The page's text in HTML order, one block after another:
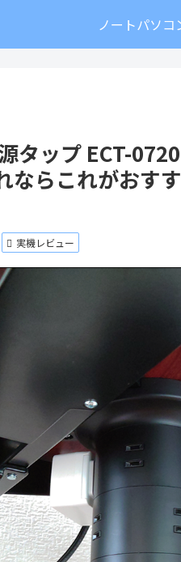
ノートパソコ
タップ ECT-
ならこれがおす
実機レビュー